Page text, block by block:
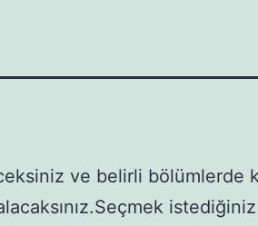
ve belirli bölümlerde